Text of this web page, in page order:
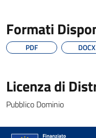
Formati
PDF DOCX
Licenza di
Pubblico Dominio